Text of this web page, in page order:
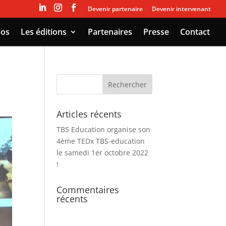
Devenir partenaire Devenir intervenant
Les éditions Partenaires Presse Contact
Articles récents
TBS Education organise son
4ème TEDx TBS-education
le samedi 1er octobre 2022
!
Commentaires
récents